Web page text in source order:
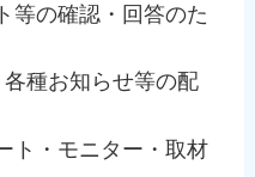
等の確認・回答のた
種お知らせ等の配
ト・モニター・取材